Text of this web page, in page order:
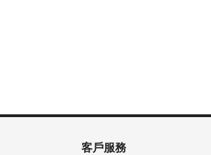
客戶服務